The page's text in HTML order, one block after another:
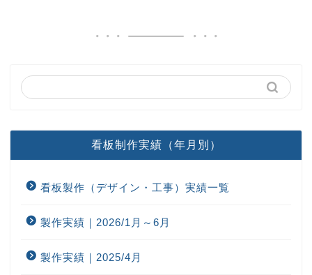
看板制作実績（年月別）
看板製作（デザイン・工事）実績一覧
製作実績｜2026/1月～6月
製作実績｜2025/4月